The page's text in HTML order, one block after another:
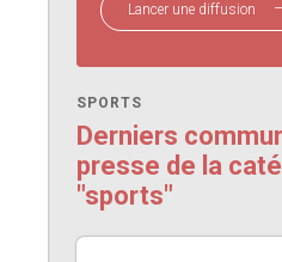
Lancer une diffusion
SPORTS
Derniers
presse de la
"sports"